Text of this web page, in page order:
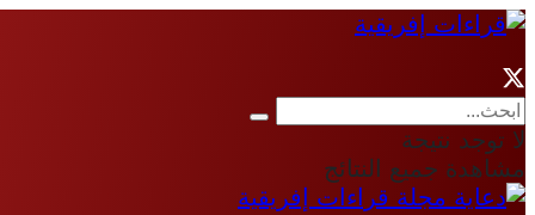
لا توجد نتيجة
مشاهدة جميع النتائج